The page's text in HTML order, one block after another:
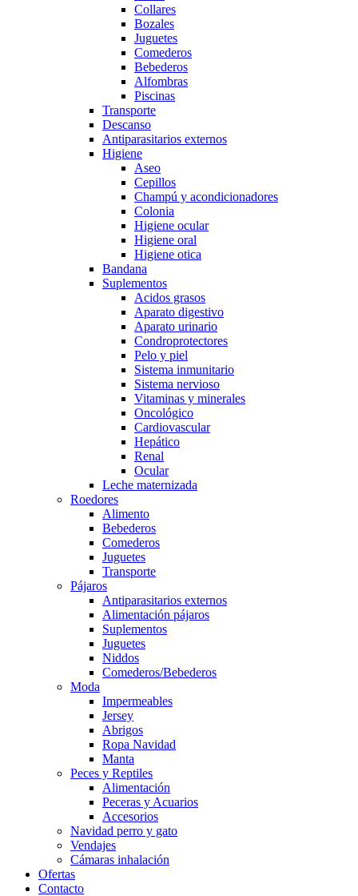
Collares
Bozales
Juguetes
Comederos
Bebederos
Alfombras
Piscinas
Transporte
Descanso
Antiparasitarios externos
Higiene
Aseo
Cepillos
Champú y acondicionadores
Colonia
Higiene ocular
Higiene oral
Higiene otica
Bandana
Suplementos
Acidos grasos
Aparato digestivo
Aparato urinario
Condroprotectores
Pelo y piel
Sistema inmunitario
Sistema nervioso
Vitaminas y minerales
Oncológico
Cardiovascular
Hepático
Renal
Ocular
Leche maternizada
Roedores
Alimento
Bebederos
Comederos
Juguetes
Transporte
Pájaros
Antiparasitarios externos
Alimentación pájaros
Suplementos
Juguetes
Niddos
Comederos/Bebederos
Moda
Impermeables
Jersey
Abrigos
Ropa Navidad
Manta
Peces y Reptiles
Alimentación
Peceras y Acuarios
Accesorios
Navidad perro y gato
Vendajes
Cámaras inhalación
Ofertas
Contacto